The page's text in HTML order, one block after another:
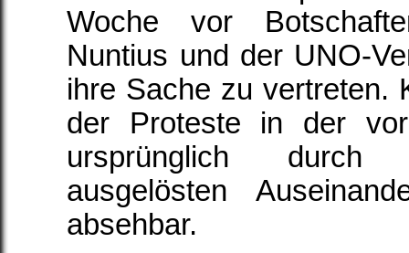
Woche vor
Nuntius und der UNO-
ihre Sache zu vertreten.
der Proteste in der
ursprünglich durch
ausgelösten
absehbar.